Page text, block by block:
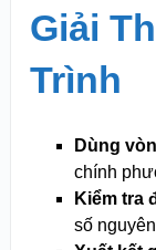
Giải
Trình
Dùng
chính
Kiểm tra
số